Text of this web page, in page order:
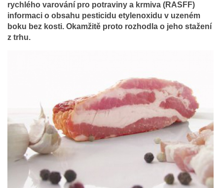
rychlého varování pro potraviny a krmiva (RASFF)
informaci o obsahu pesticidu etylenoxidu v uzeném
boku bez kosti. Okamžitě proto rozhodla o jeho stažení
z trhu.